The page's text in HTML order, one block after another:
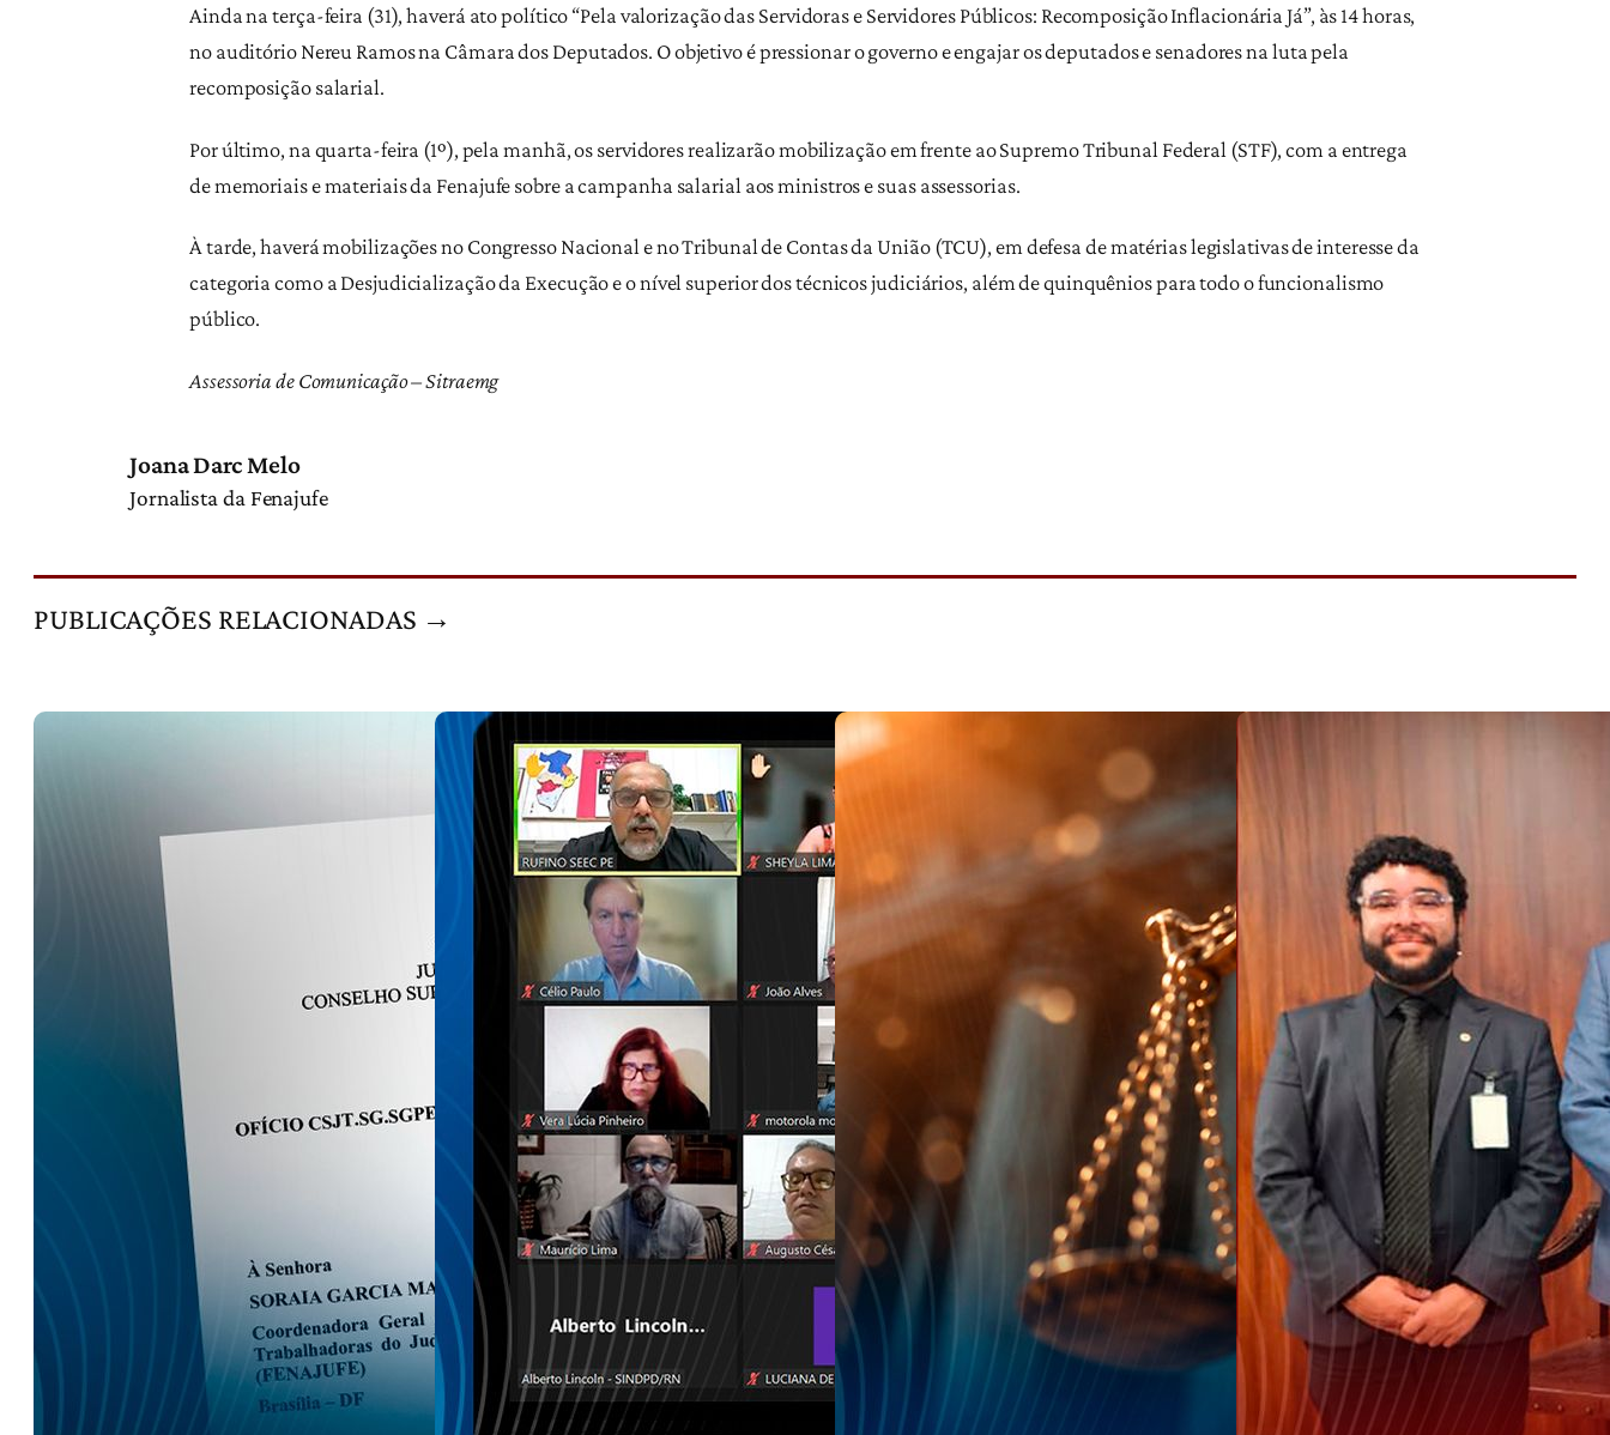
Ainda na terça-feira (31), haverá ato político “Pela valorização das Servidoras e Servidores Públicos: Recomposição Inflacionária Já”, às 14 horas,
no auditório Nereu Ramos na Câmara dos Deputados. O objetivo é pressionar o governo e engajar os deputados e senadores na luta pela
recomposição salarial.
Por último, na quarta-feira (1º), pela manhã, os servidores realizarão mobilização em frente ao Supremo Tribunal Federal (STF), com a entrega
de memoriais e materiais da Fenajufe sobre a campanha salarial aos ministros e suas assessorias.
À tarde, haverá mobilizações no Congresso Nacional e no Tribunal de Contas da União (TCU), em defesa de matérias legislativas de interesse da
categoria como a Desjudicialização da Execução e o nível superior dos técnicos judiciários, além de quinquênios para todo o funcionalismo
público.
Assessoria de Comunicação – Sitraemg
Joana Darc Melo
Jornalista da Fenajufe
PUBLICAÇÕES RELACIONADAS →